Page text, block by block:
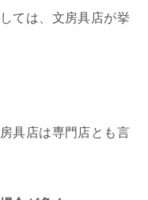
ては、文房具店が挙
具店は専門店とも言